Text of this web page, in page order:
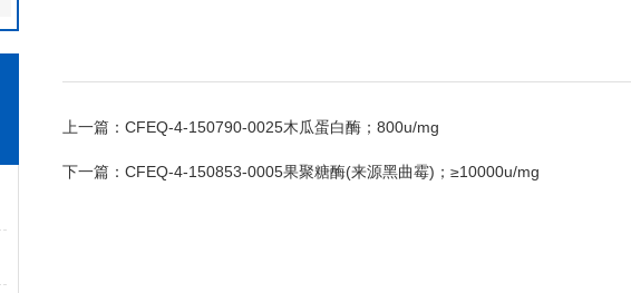
上一篇： CFEQ-4-150790-0025木瓜蛋白酶；800u/mg
下一篇： CFEQ-4-150853-0005果聚糖酶(来源黑曲霉)；≥10000u/mg